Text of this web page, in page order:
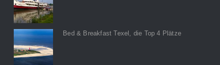
Bed & Breakfast Texel, die Top 4 Plätze